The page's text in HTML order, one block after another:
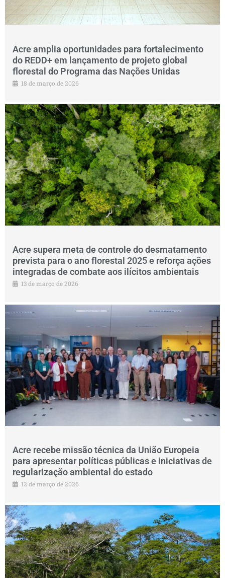
Acre amplia oportunidades para fortalecimento
do REDD+ em lançamento de projeto global
florestal do Programa das Nações Unidas
18 de março de 2026
Acre supera meta de controle do desmatamento
prevista para o ano florestal 2025 e reforça ações
integradas de combate aos ilícitos ambientais
13 de março de 2026
Acre recebe missão técnica da União Europeia
para apresentar políticas públicas e iniciativas de
regularização ambiental do estado
12 de março de 2026